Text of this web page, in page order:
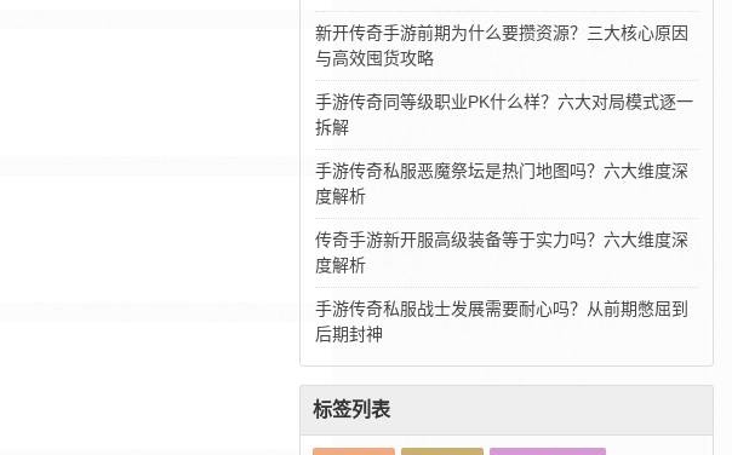
新开传奇手游前期为什么要攒资源？三大核心原因
与高效囤货攻略
手游传奇同等级职业PK什么样？六大对局模式逐一
拆解
手游传奇私服恶魔祭坛是热门地图吗？六大维度深
度解析
传奇手游新开服高级装备等于实力吗？六大维度深
度解析
手游传奇私服战士发展需要耐心吗？从前期憋屈到
后期封神
标签列表